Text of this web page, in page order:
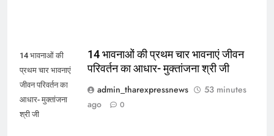
14 भावनाओं की
प्रथम चार भावनाएं
जीवन परिवर्तन का
आधार- मुक्तांजना
श्री जी
14 भावनाओं की प्रथम चार भावनाएं जीवन
परिवर्तन का आधार- मुक्तांजना श्री जी
admin_tharexpressnews
53 minutes
ago
0